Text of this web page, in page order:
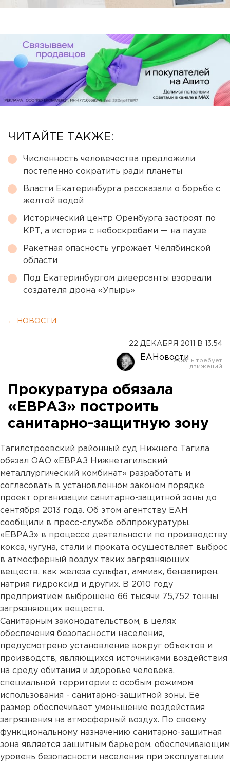
ЧИТАЙТЕ ТАКЖЕ:
Численность человечества предложили
постепенно сократить ради планеты
Власти Екатеринбурга рассказали о борьбе с
желтой водой
Исторический центр Оренбурга застроят по
КРТ, а история с небоскребами — на паузе
Ракетная опасность угрожает Челябинской
области
Под Екатеринбургом диверсанты взорвали
создателя дрона «Упырь»
← НОВОСТИ
22 ДЕКАБРЯ 2011 В 13:54
ЕАНовости
Прокуратура обязала
«ЕВРАЗ» построить
санитарно-защитную зону
Тагилстроевский районный суд Нижнего Тагила
обязал ОАО «ЕВРАЗ Нижнетагильский
металлургический комбинат» разработать и
согласовать в установленном законом порядке
проект организации санитарно-защитной зоны до
сентября 2013 года. Об этом агентству ЕАН
сообщили в пресс-службе облпрокуратуры.
«ЕВРАЗ» в процессе деятельности по производству
кокса, чугуна, стали и проката осуществляет выброс
в атмосферный воздух таких загрязняющих
веществ, как железа сульфат, аммиак, бензапирен,
натрия гидроксид и других. В 2010 году
предприятием выброшено 66 тысячи 75,752 тонны
загрязняющих веществ.
Санитарным законодательством, в целях
обеспечения безопасности населения,
предусмотрено установление вокруг объектов и
производств, являющихся источниками воздействия
на среду обитания и здоровье человека,
специальной территории с особым режимом
использования - санитарно-защитной зоны. Ее
размер обеспечивает уменьшение воздействия
загрязнения на атмосферный воздух. По своему
функциональному назначению санитарно-защитная
зона является защитным барьером, обеспечивающим
уровень безопасности населения при эксплуатации